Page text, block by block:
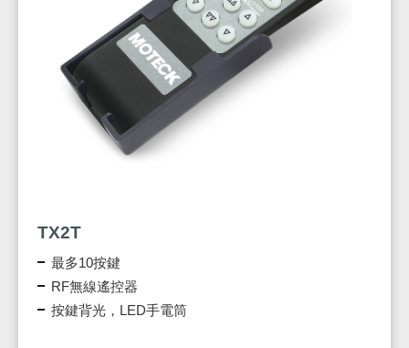
TX2T
最多10按鍵
RF無線遙控器
按鍵背光，LED手電筒